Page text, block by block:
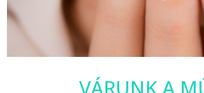
VÁRUNK A